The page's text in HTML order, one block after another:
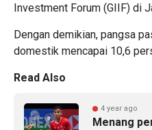
Investment Forum (GIIF) di
Dengan demikian, pangsa
domestik mencapai 10,6
Read Also
4 year ago
Menang